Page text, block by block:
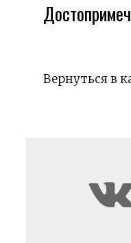
Вернуться в